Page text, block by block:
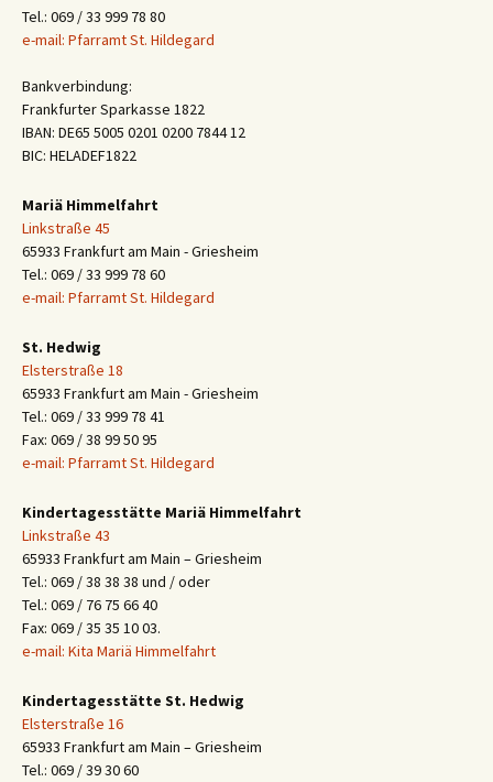
Tel.: 069 / 33 999 78 80
e-mail: Pfarramt St. Hildegard
Bankverbindung:
Frankfurter Sparkasse 1822
IBAN: DE65 5005 0201 0200 7844 12
BIC: HELADEF1822
Mariä Himmelfahrt
Linkstraße 45
65933 Frankfurt am Main - Griesheim
Tel.: 069 / 33 999 78 60
e-mail: Pfarramt St. Hildegard
St. Hedwig
Elsterstraße 18
65933 Frankfurt am Main - Griesheim
Tel.: 069 / 33 999 78 41
Fax: 069 / 38 99 50 95
e-mail: Pfarramt St. Hildegard
Kindertagesstätte Mariä Himmelfahrt
Linkstraße 43
65933 Frankfurt am Main – Griesheim
Tel.: 069 / 38 38 38 und / oder
Tel.: 069 / 76 75 66 40
Fax: 069 / 35 35 10 03.
e-mail: Kita Mariä Himmelfahrt
Kindertagesstätte St. Hedwig
Elsterstraße 16
65933 Frankfurt am Main – Griesheim
Tel.: 069 / 39 30 60